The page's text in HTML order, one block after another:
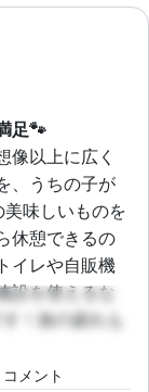
足🐾
像以上に広く
、うちの子が
味しいものを
休憩できるの
イレや自販機
設を使えるな
！旅の疲れも
コメント